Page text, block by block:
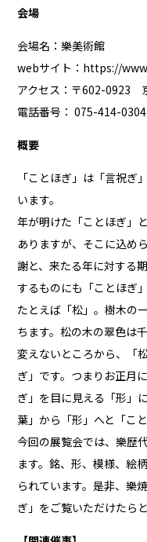
会場
会場名：樂美術館
webサイト： https://
アクセス：〒602-0923
電話番号： 075-414-0304
概要
「ことほぎ」は「言祝ぎ
います。
年が明けた「ことほぎ」
ありますが、そこに込め
謝と、来たる年に対する
するものにも「ことほぎ
たとえば「松」。樹木の
ちます。松の木の翠色は
変えないところから、「
ぎ」です。つまりお正月
ぎ」を目に見える「形」
葉」から「形」へと「こ
今回の展覧会では、樂歴
ます。銘、形、模様、絵
られています。是非、樂
ぎ」をご覧いただけたらと